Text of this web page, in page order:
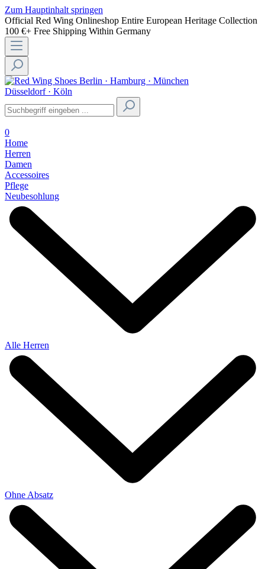
Zum Hauptinhalt springen
Official Red Wing Onlineshop Entire European Heritage Collection
100 €+ Free Shipping Within Germany
Berlin · Hamburg · München
Düsseldorf · Köln
0
Home
Herren
Damen
Accessoires
Pflege
Neubesohlung
Alle Herren
Ohne Absatz